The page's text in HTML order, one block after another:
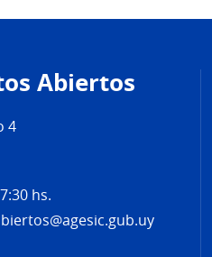
Abiertos
4
hs.